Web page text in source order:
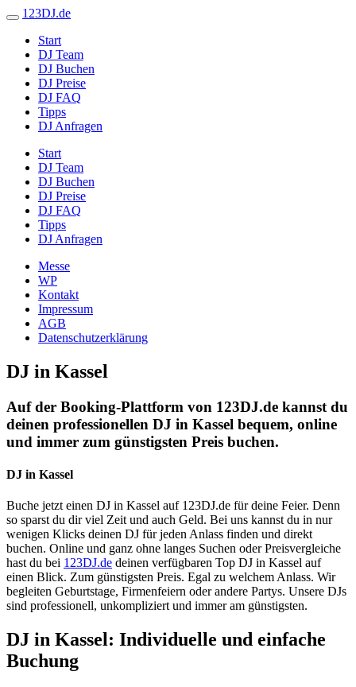
123DJ.de
Start
DJ Team
DJ Buchen
DJ Preise
DJ FAQ
Tipps
DJ Anfragen
Start
DJ Team
DJ Buchen
DJ Preise
DJ FAQ
Tipps
DJ Anfragen
Messe
WP
Kontakt
Impressum
AGB
Datenschutzerklärung
DJ in Kassel
Auf der Booking-Plattform von 123DJ.de kannst du
deinen professionellen DJ in Kassel bequem, online
und immer zum günstigsten Preis buchen.
DJ in Kassel
Buche jetzt einen DJ in Kassel auf 123DJ.de für deine Feier. Denn
so sparst du dir viel Zeit und auch Geld. Bei uns kannst du in nur
wenigen Klicks deinen DJ für jeden Anlass finden und direkt
buchen. Online und ganz ohne langes Suchen oder Preisvergleiche
hast du bei 123DJ.de deinen verfügbaren Top DJ in Kassel auf
einen Blick. Zum günstigsten Preis. Egal zu welchem Anlass. Wir
begleiten Geburtstage, Firmenfeiern oder andere Partys. Unsere DJs
sind professionell, unkompliziert und immer am günstigsten.
DJ in Kassel: Individuelle und einfache
Buchung